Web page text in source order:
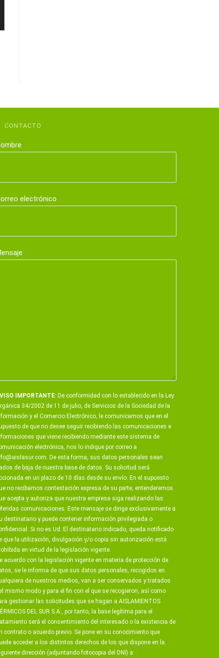
CONTACTO
electrónico
IMPORTANTE:De conformidad con lo establecido en la Ley
34/2002 de 11 de julio, de Servicios de la Sociedad de la
y el Comercio Electrónico, le comunicamos que en el
de que no desee seguir recibiendo las comunicaciones e
que viene recibiendo mediante este sistema de
electrónica, nos lo indique por correo a
. De esta forma, sus datos personales sean
de baja de nuestra base de datos. Su solicitud será
en un plazo de 10 días desde su envío. En el supuesto
no recibamos contestación expresa de su parte, entenderemos
acepta y autoriza que nuestra empresa siga realizando las
comunicaciones. Este mensaje se dirige exclusivamente a
destinatario y puede contener información privilegiada o
Si no es Ud. El destinatario indicado, queda notificado
que la utilización, divulgación y/o copia sin autorización está
en virtud de la legislación vigente.
acuerdo con la legislación vigente en materia de protección de
se le informa de que sus datos personales, recogidos en
de nuestros medios, van a ser conservados y tratados
mismo modo y para el fin con el que se recogieron, así como
gestionar las solicitudes que se hagan a AISLAMIENTOS
DEL SUR S.A:, por tanto, la base legítima para el
será el consentimiento del interesado o la existencia de
contrato o acuerdo previo. Se pone en su conocimiento que
acceder a los distintos derechos de los que dispone en la
dirección (adjuntando fotocopia del DNI) a: